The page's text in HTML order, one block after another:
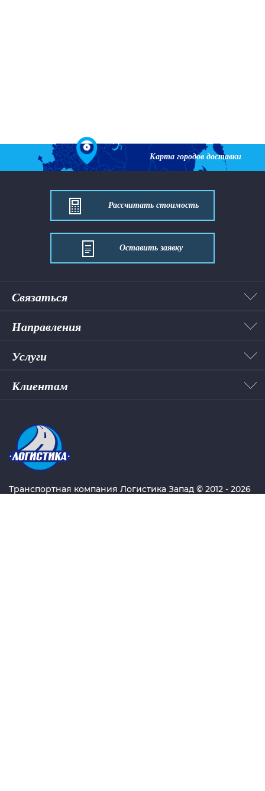
Карта городов доставки
Рассчитать стоимость
Оставить заявку
Связаться
Направления
Услуги
Клиентам
Транспортная компания Логистика Запад © 2012 - 2026